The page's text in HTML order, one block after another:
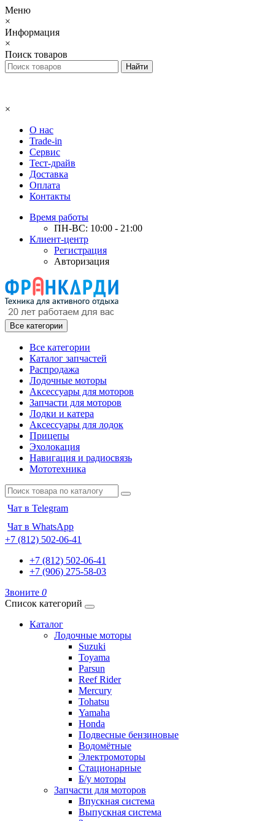
Меню
×
Информация
×
Поиск товаров
×
О нас
Trade-in
Сервис
Тест-драйв
Доставка
Оплата
Контакты
Время работы
ПН-ВС: 10:00 - 21:00
Клиент-центр
Регистрация
Авторизация
Все категории
Все категории
Каталог запчастей
Распродажа
Лодочные моторы
Аксессуары для моторов
Запчасти для моторов
Лодки и катера
Аксессуары для лодок
Прицепы
Эхолокация
Навигация и радиосвязь
Мототехника
Чат в Telegram
Чат в WhatsApp
+7 (812) 502-06-41
+7 (812) 502-06-41
+7 (906) 275-58-03
Звоните 0
Список категорий
Каталог
Лодочные моторы
Suzuki
Toyama
Parsun
Reef Rider
Mercury
Tohatsu
Yamaha
Honda
Подвесные бензиновые
Водомётные
Электромоторы
Стационарные
Б/у моторы
Запчасти для моторов
Впускная система
Выпускная система